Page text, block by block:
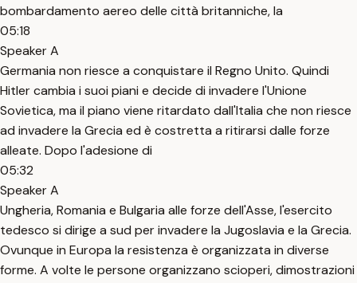
bombardamento aereo delle città britanniche, la
05:18
Speaker A
Germania non riesce a conquistare il Regno Unito. Quindi
Hitler cambia i suoi piani e decide di invadere l'Unione
Sovietica, ma il piano viene ritardato dall'Italia che non riesce
ad invadere la Grecia ed è costretta a ritirarsi dalle forze
alleate. Dopo l'adesione di
05:32
Speaker A
Ungheria, Romania e Bulgaria alle forze dell'Asse, l'esercito
tedesco si dirige a sud per invadere la Jugoslavia e la Grecia.
Ovunque in Europa la resistenza è organizzata in diverse
forme. A volte le persone organizzano scioperi, dimostrazioni